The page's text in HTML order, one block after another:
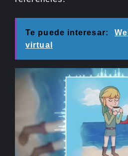
Te puede interesar:
virtual